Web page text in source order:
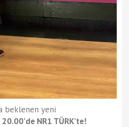
beklenen yeni
NR1 TÜRK’te!